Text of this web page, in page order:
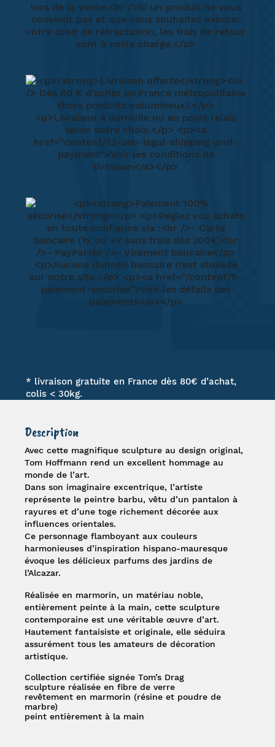
* livraison gratuite en France dès 80€ d’achat,
colis < 30kg.
Description
Avec cette magnifique sculpture au design original,
Tom Hoffmann rend un excellent hommage au
monde de l’art.
Dans son imaginaire excentrique, l’artiste
représente le peintre barbu, vêtu d’un pantalon à
rayures et d’une toge richement décorée aux
influences orientales.
Ce personnage flamboyant aux couleurs
harmonieuses d’inspiration hispano-mauresque
évoque les délicieux parfums des jardins de
l’Alcazar.
Réalisée en marmorin, un matériau noble,
entièrement peinte à la main, cette sculpture
contemporaine est une véritable œuvre d’art.
Hautement fantaisiste et originale, elle séduira
assurément tous les amateurs de décoration
artistique.
Collection certifiée signée Tom’s Drag
sculpture réalisée en fibre de verre
revêtement en marmorin (résine et poudre de
marbre)
peint entièrement à la main